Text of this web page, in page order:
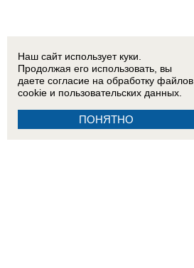
Наш сайт использует куки.
Продолжая его использовать, вы
даете согласие на обработку файлов
cookie и пользовательских данных.
ПОНЯТНО